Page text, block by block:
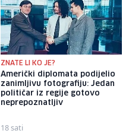
ZNATE LI KO JE?
Američki diplomata podijelio
zanimljivu fotografiju: Jedan
političar iz regije gotovo
neprepoznatljiv
18 sati